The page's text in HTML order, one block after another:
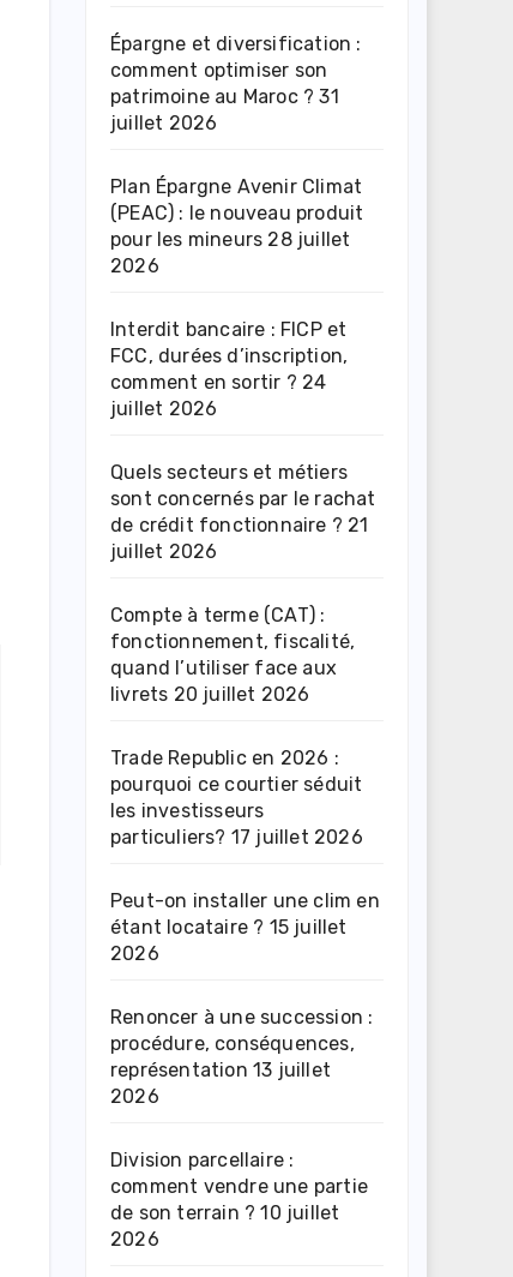
Épargne et diversification :
comment optimiser son
patrimoine au Maroc ? 31
juillet 2026
Plan Épargne Avenir Climat
(PEAC) : le nouveau produit
pour les mineurs 28 juillet
2026
Interdit bancaire : FICP et
FCC, durées d’inscription,
comment en sortir ? 24
juillet 2026
Quels secteurs et métiers
sont concernés par le rachat
de crédit fonctionnaire ? 21
juillet 2026
Compte à terme (CAT) :
fonctionnement, fiscalité,
quand l’utiliser face aux
livrets 20 juillet 2026
Trade Republic en 2026 :
pourquoi ce courtier séduit
les investisseurs
particuliers? 17 juillet 2026
Peut-on installer une clim en
étant locataire ? 15 juillet
2026
Renoncer à une succession :
procédure, conséquences,
représentation 13 juillet
2026
Division parcellaire :
comment vendre une partie
de son terrain ? 10 juillet
2026